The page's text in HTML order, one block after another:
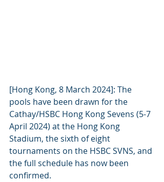
[Hong Kong, 8 March 2024]: The
pools have been drawn for the
Cathay/HSBC Hong Kong Sevens (5-7
April 2024) at the Hong Kong
Stadium, the sixth of eight
tournaments on the HSBC SVNS, and
the full schedule has now been
confirmed.